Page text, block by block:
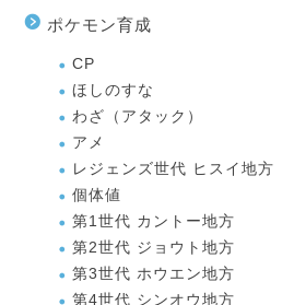
ポケモン育成
CP
ほしのすな
わざ（アタック）
アメ
レジェンズ世代 ヒスイ地方
個体値
第1世代 カントー地方
第2世代 ジョウト地方
第3世代 ホウエン地方
第4世代 シンオウ地方